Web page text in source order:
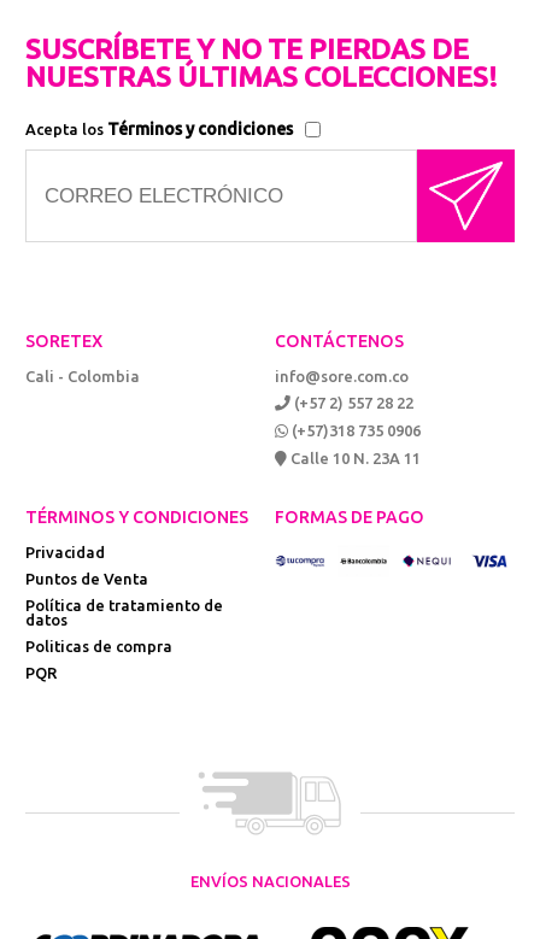
SUSCRÍBETE Y NO TE PIERDAS DE
NUESTRAS ÚLTIMAS COLECCIONES!
Acepta los Términos y condiciones
SORETEX
Cali - Colombia
CONTÁCTENOS
info@sore.com.co
(+57 2) 557 28 22
(+57)318 735 0906
Calle 10 N. 23A 11
TÉRMINOS Y CONDICIONES
Privacidad
Puntos de Venta
Política de tratamiento de
datos
Politicas de compra
PQR
FORMAS DE PAGO
ENVÍOS NACIONALES